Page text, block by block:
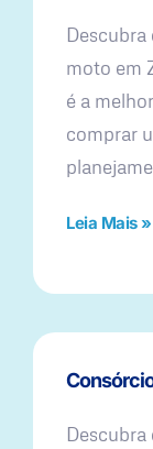
moto em
é a
comprar
Leia Mais »